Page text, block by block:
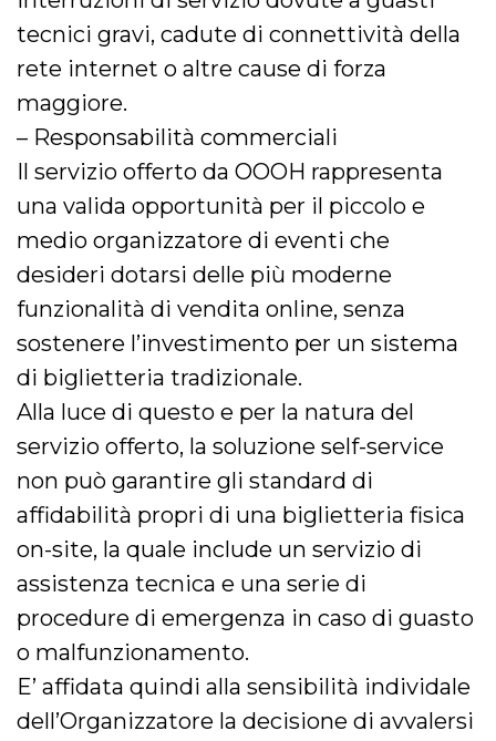
tecnici gravi, cadute di connettività della
rete internet o altre cause di forza
maggiore.
– Responsabilità commerciali
Il servizio offerto da OOOH rappresenta
una valida opportunità per il piccolo e
medio organizzatore di eventi che
desideri dotarsi delle più moderne
funzionalità di vendita online, senza
sostenere l’investimento per un sistema
di biglietteria tradizionale.
Alla luce di questo e per la natura del
servizio offerto, la soluzione self-service
non può garantire gli standard di
affidabilità propri di una biglietteria fisica
on-site, la quale include un servizio di
assistenza tecnica e una serie di
procedure di emergenza in caso di guasto
o malfunzionamento.
E’ affidata quindi alla sensibilità individale
dell’Organizzatore la decisione di avvalersi